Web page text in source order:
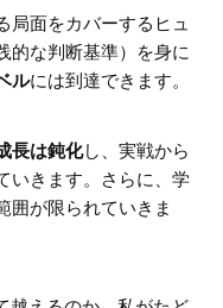
局面をカバーするヒュ
的な判断基準）を身に
ルには到達できます。
長は鈍化し、実戦から
いきます。さらに、学
囲が限られていきま